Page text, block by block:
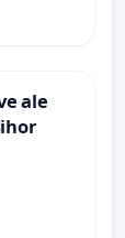
ale